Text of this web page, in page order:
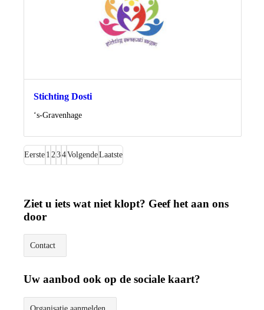
Stichting Dosti
Locatie
‘s-Gravenhage
Eerste 1 234VolgendeLaatste
Ziet u iets wat niet klopt? Geef het aan ons
door
Contact
Uw aanbod ook op de sociale kaart?